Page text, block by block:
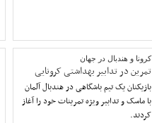
کرونا و هندبال در جهان
تمرین در تدابیر بهداشتی کرونایی
بازیکنان یک تیم باشگاهی در هندبال آلمان
با ماسک و تدابیر ویژه تمرینات خود را آغاز
کردند.